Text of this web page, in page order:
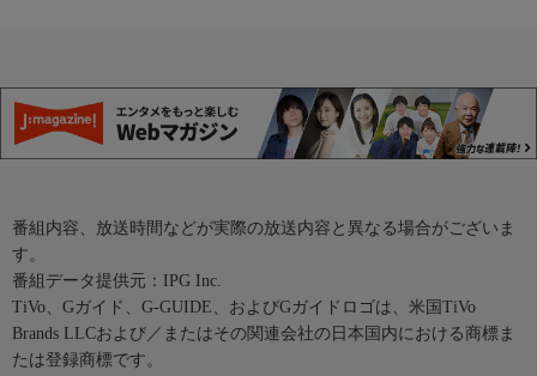
番組内容、放送時間などが実際の放送内容と異なる場合がございま
す。
番組データ提供元：IPG Inc.
TiVo、Gガイド、G-GUIDE、およびGガイドロゴは、米国TiVo
Brands LLCおよび／またはその関連会社の日本国内における商標ま
たは登録商標です。